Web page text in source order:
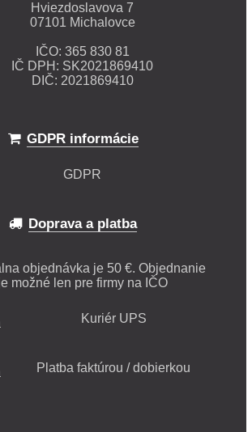
Hviezdoslavova 7
07101 Michalovce
IČO: 365 830 81
IČ DPH: SK2021869410
DIČ: 2021869410
GDPR informácie
GDPR
Doprava a platba
objednávka je 50 €. Objednanie
možné len pre firmy na IČO
Kuriér UPS
Platba faktúrou / dobierkou